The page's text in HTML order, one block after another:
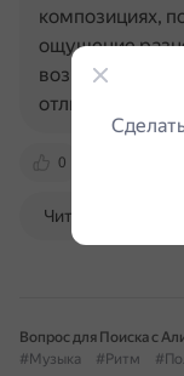
0
композициях,
ощущение
возникает,
отличаются от
Читать далее
Вопрос для Поиска с
#Музыка
#Ритм